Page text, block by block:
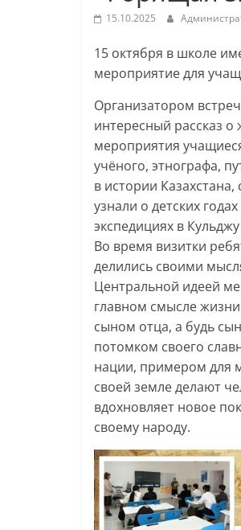
15.10.2025
15 октября в школе
мероприятие для
Организатором
интересный рассказ о
мероприятия
учёного, этнографа,
в истории
узнали о детских
экспедициях в
Во время визитки
делились своими
Центральной идеей
главном смысле
сыном отца, а будь
потомком своего
нации, примером для
своей земле делают
вдохновляет новое
своему народу.